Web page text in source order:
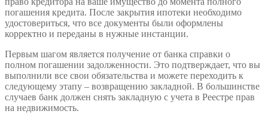
погашения кредита. После закрытия ипотеки необходимо
удостовериться, что все документы были оформлены
корректно и переданы в нужные инстанции.
Первым шагом является получение от банка справки о
полном погашении задолженности. Это подтверждает, что вы
выполнили все свои обязательства и можете переходить к
следующему этапу – возвращению закладной. В большинстве
случаев банк должен снять закладную с учета в Реестре прав
на недвижимость.